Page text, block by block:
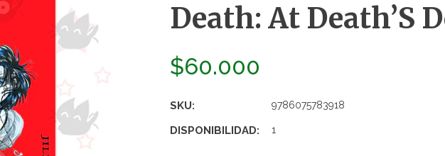
Death: At Death’S
$60.000
SKU: 9786075783918
DISPONIBILIDAD: 1